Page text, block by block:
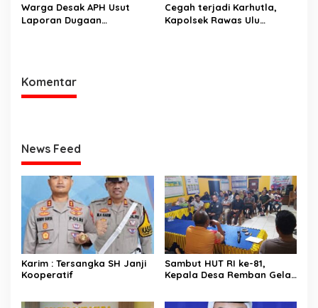
Warga Desak APH Usut
Laporan Dugaan
Cegah terjadi Karhutla,
Kapolsek Rawas Ulu
Komentar
News Feed
Karim : Tersangka SH Janji
Kooperatif
Sambut HUT RI ke-81,
Kepala Desa Remban Gelar